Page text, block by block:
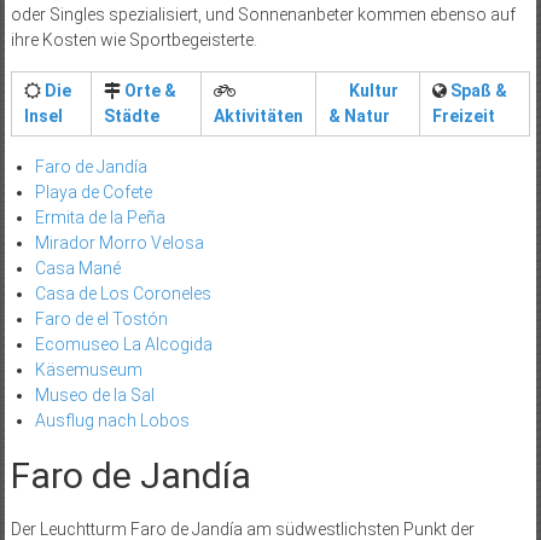
oder Singles spezialisiert, und Sonnenanbeter kommen ebenso auf
ihre Kosten wie Sportbegeisterte.
Die
Insel
Orte &
Städte
Aktivitäten
Kultur
& Natur
Spaß &
Freizeit
Faro de Jandía
Playa de Cofete
Ermita de la Peña
Mirador Morro Velosa
Casa Mané
Casa de Los Coroneles
Faro de el Tostón
Ecomuseo La Alcogida
Käsemuseum
Museo de la Sal
Ausflug nach Lobos
Faro de Jandía
Der Leuchtturm Faro de Jandía am südwestlichsten Punkt der